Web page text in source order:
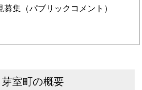
募集（パブリックコメント）
芽室町の概要